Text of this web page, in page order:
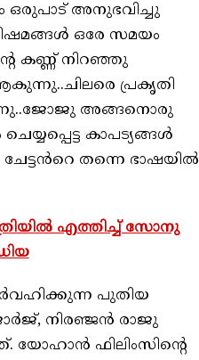
അനുഭവിച്ചു
ഒരേ സമയം
കണ്ണ് നിറഞ്ഞു
പ്രകൃതി
അങ്ങനൊരു
കാപട്യങ്ങൾ
തന്നെ ഭാഷയിൽ
എത്തിച്ച് സോനു
പുതിയ
നിരഞ്ജന്‍ രാജു
യോഹാന്‍ ഫിലിംസിന്റെ